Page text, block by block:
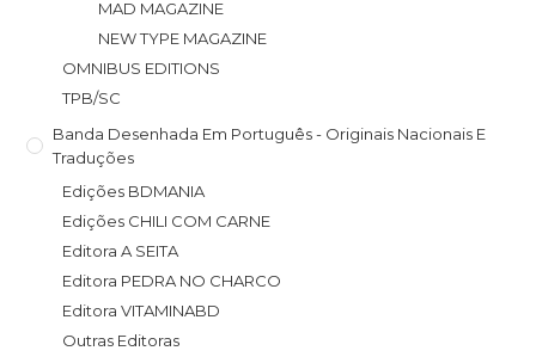
MAD MAGAZINE
NEW TYPE MAGAZINE
OMNIBUS EDITIONS
TPB/SC
Banda Desenhada Em Português - Originais Nacionais E
Traduções
Edições BDMANIA
Edições CHILI COM CARNE
Editora A SEITA
Editora PEDRA NO CHARCO
Editora VITAMINABD
Outras Editoras